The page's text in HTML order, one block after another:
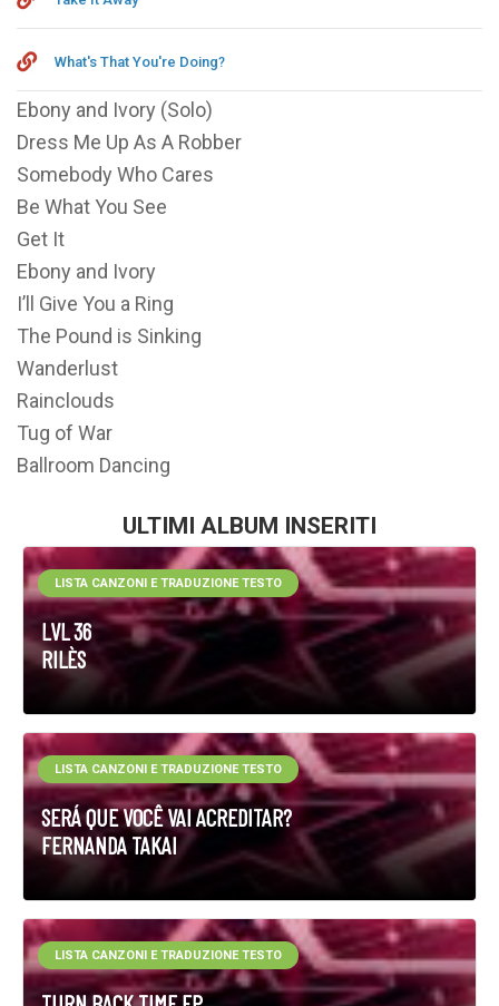
What's That You're Doing?
Ebony and Ivory (Solo)
Dress Me Up As A Robber
Somebody Who Cares
Be What You See
Get It
Ebony and Ivory
I’ll Give You a Ring
The Pound is Sinking
Wanderlust
Rainclouds
Tug of War
Ballroom Dancing
ULTIMI ALBUM INSERITI
LVL 36
RILÈS
LISTA CANZONI E TRADUZIONE TESTO
SERÁ QUE VOCÊ VAI ACREDITAR?
FERNANDA TAKAI
LISTA CANZONI E TRADUZIONE TESTO
LISTA CANZONI E TRADUZIONE TESTO